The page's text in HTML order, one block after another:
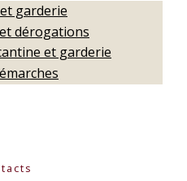
garderie
dérogations
et garderie